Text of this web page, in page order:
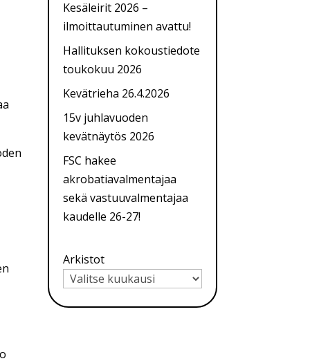
Kesäleirit 2026 –
ilmoittautuminen avattu!
Hallituksen kokoustiedote
toukokuu 2026
Kevätrieha 26.4.2026
15v juhlavuoden
kevätnäytös 2026
FSC hakee
akrobatiavalmentajaa
sekä vastuuvalmentajaa
kaudelle 26-27!
Arkistot